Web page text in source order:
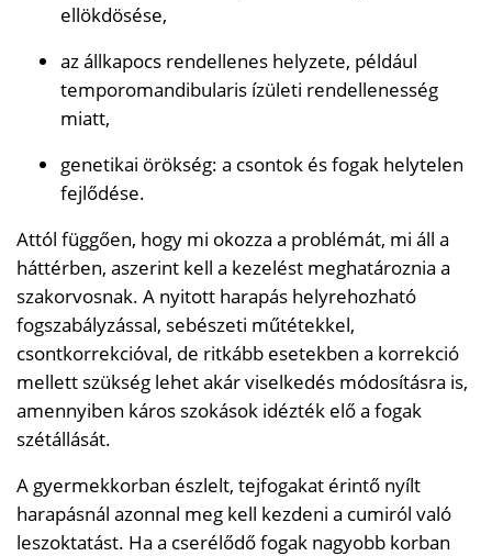
ellökdösése,
az állkapocs rendellenes helyzete, például
temporomandibularis ízületi rendellenesség
miatt,
genetikai örökség: a csontok és fogak helytelen
fejlődése.
Attól függően, hogy mi okozza a problémát, mi áll a
háttérben, aszerint kell a kezelést meghatároznia a
szakorvosnak. A nyitott harapás helyrehozható
fogszabályzással, sebészeti műtétekkel,
csontkorrekcióval, de ritkább esetekben a korrekció
mellett szükség lehet akár viselkedés módosításra is,
amennyiben káros szokások idézték elő a fogak
szétállását.
A gyermekkorban észlelt, tejfogakat érintő nyílt
harapásnál azonnal meg kell kezdeni a cumiról való
leszoktatást. Ha a cserélődő fogak nagyobb korban